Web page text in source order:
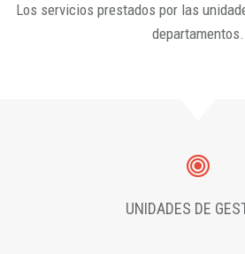
Los servicios prestados por las
departamentos.
UNIDADES DE